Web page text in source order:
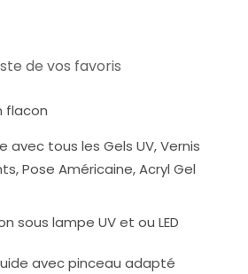
de vos favoris
flacon
avec tous les Gels UV, Vernis
Pose Américaine, Acryl Gel
sous lampe UV et ou LED
avec pinceau adapté